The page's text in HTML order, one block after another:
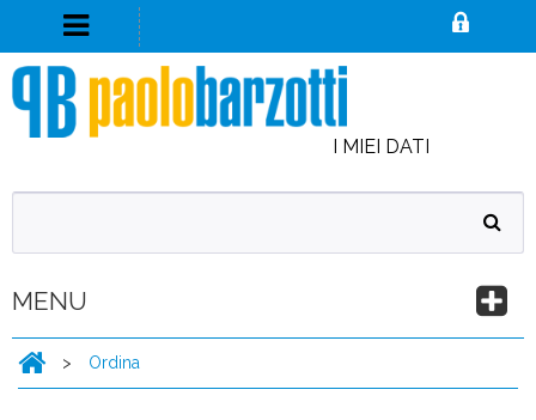
I MIEI DATI
MENU
> Ordina